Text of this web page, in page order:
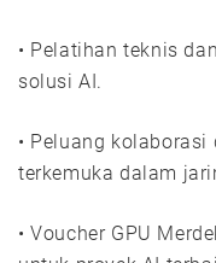
• Pelatihan teknis
solusi AI.
• Peluang
terkemuka dalam
• Voucher GPU